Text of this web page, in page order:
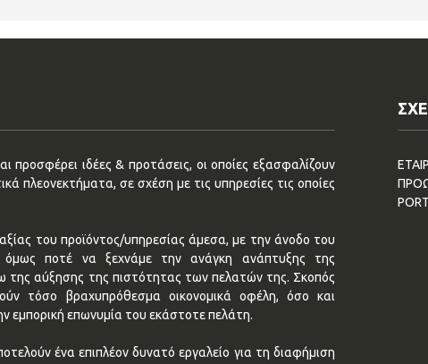
προσφέρει ιδέες & προτάσεις, οι οποίες εξασφαλίζουν
πλεονεκτήματα, σε σχέση με τις υπηρεσίες τις οποίες
του προϊόντος/υπηρεσίας άμεσα, με την άνοδο του
όμως ποτέ να ξεχνάμε την ανάγκη ανάπτυξης της
της αύξησης της πιστότητας των πελατών της. Σκοπός
τόσο βραχυπρόθεσμα οικονομικά οφέλη, όσο και
εμπορική επωνυμία του εκάστοτε πελάτη.
ένα επιπλέον δυνατό εργαλείο για τη διαφήμιση